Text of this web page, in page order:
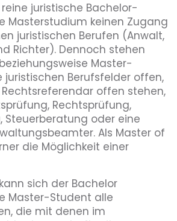
juristische Bachelor-
Masterstudium keinen Zugang
juristischen Berufen (Anwalt,
Richter). Dennoch stehen
Master-
juristischen Berufsfelder offen,
offen stehen,
Rechtsprüfung,
Steuerberatung oder eine
Als Master of
die Möglichkeit einer
sich der Bachelor
Master-Student alle
die mit denen im